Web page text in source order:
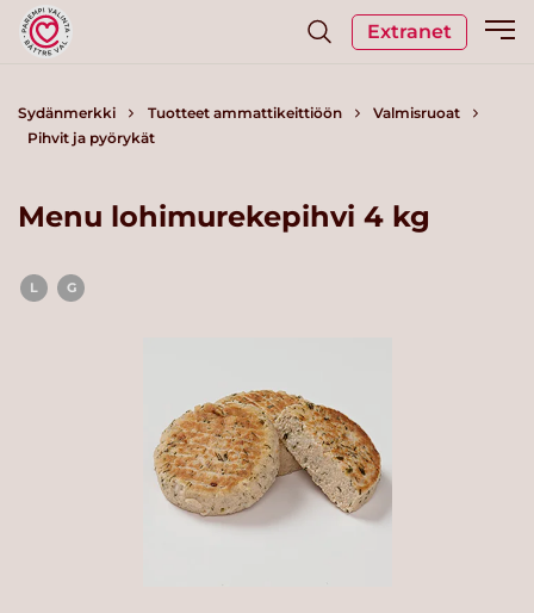
Extranet
Sydänmerkki Tuotteet ammattikeittiöön
Valmisruoat
Pihvit ja pyörykät
Menu lohimurekepihvi 4 kg
L G